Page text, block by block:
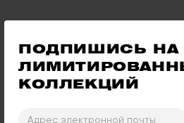
ПОДПИШИСЬ НА
КОЛЛЕКЦИЙ
Ярко-фиолетовый
Считается, что Генгар - это
фанатских историй и